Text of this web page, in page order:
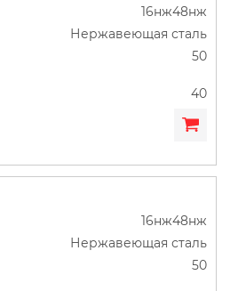
16нж48нж
Нержавеющая сталь
50
40
16нж48нж
Нержавеющая сталь
50